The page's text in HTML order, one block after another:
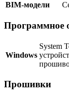
BIM-модели
Программное
Windows
System
Прошивки